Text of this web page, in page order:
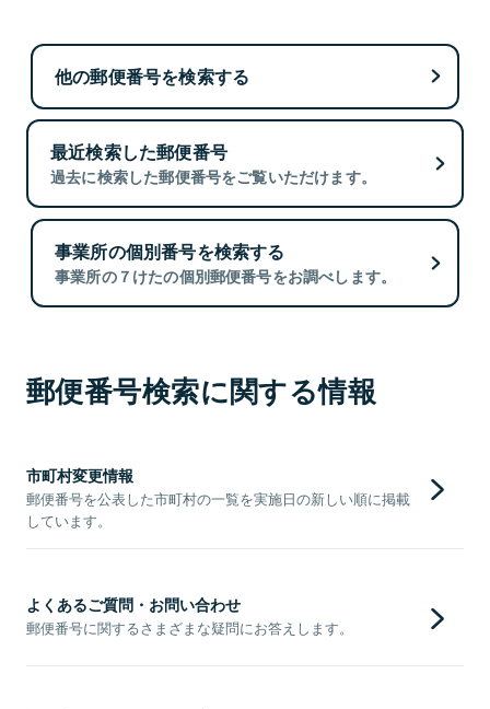
他の郵便番号を検索する
最近検索した郵便番号
過去に検索した郵便番号をご覧いただけます。
事業所の個別番号を検索する
事業所の７けたの個別郵便番号をお調べします。
郵便番号検索に関する情報
市町村変更情報
郵便番号を公表した市町村の一覧を実施日の新しい順に掲載
しています。
よくあるご質問・お問い合わせ
郵便番号に関するさまざまな疑問にお答えします。